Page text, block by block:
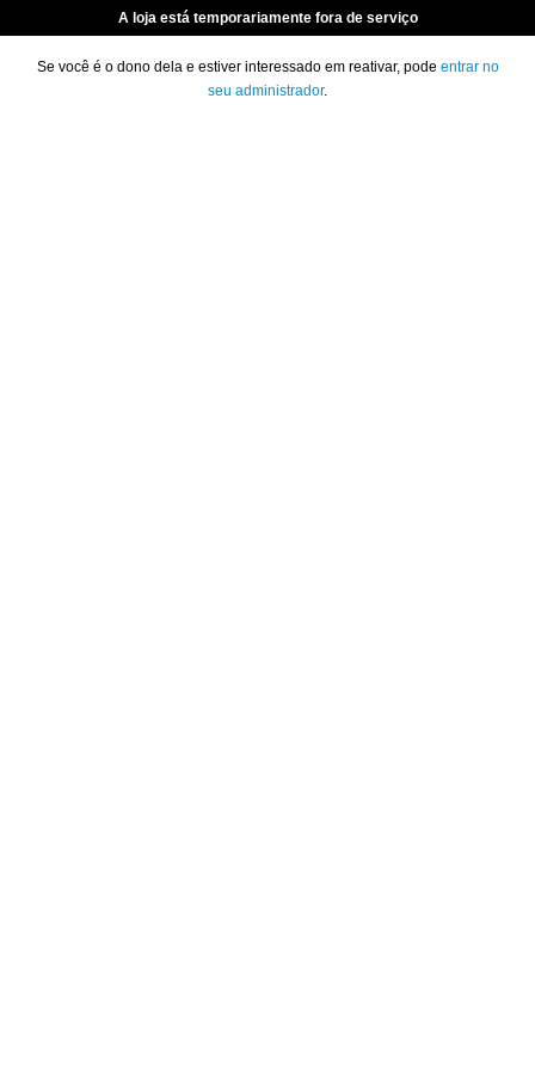
A loja está temporariamente fora de serviço
Se você é o dono dela e estiver interessado em reativar, pode entrar no
seu administrador.